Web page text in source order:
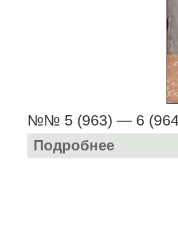
№№ 5 (963) — 6
Подробнее